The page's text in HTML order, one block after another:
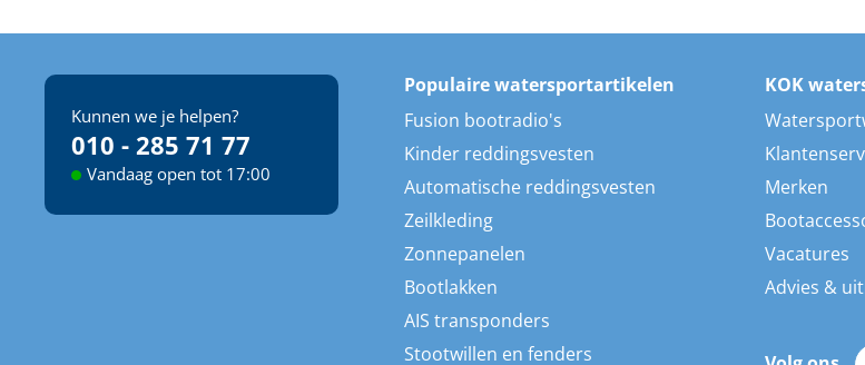
Kunnen we je helpen?
010 - 285 71 77
Vandaag open tot 17:00
Populaire watersportartikelen
Fusion bootradio's
Kinder reddingsvesten
Automatische reddingsvesten
Zeilkleding
Zonnepanelen
Bootlakken
AIS transponders
Stootwillen en fenders
KOK
Merken
Vacatures
Advies &